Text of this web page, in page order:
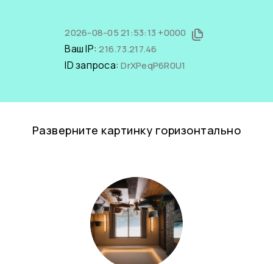
2026-08-05 21:53:13 +0000
Ваш IP:216.73.217.46
ID запроса:DrXPeqP6R0U1
Разверните картинку горизонтально